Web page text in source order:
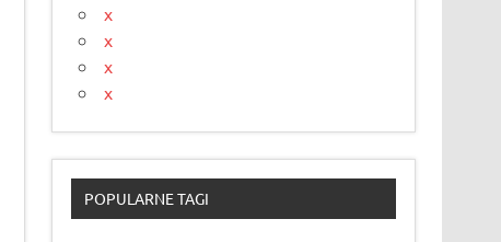
x
x
x
x
POPULARNE TAGI